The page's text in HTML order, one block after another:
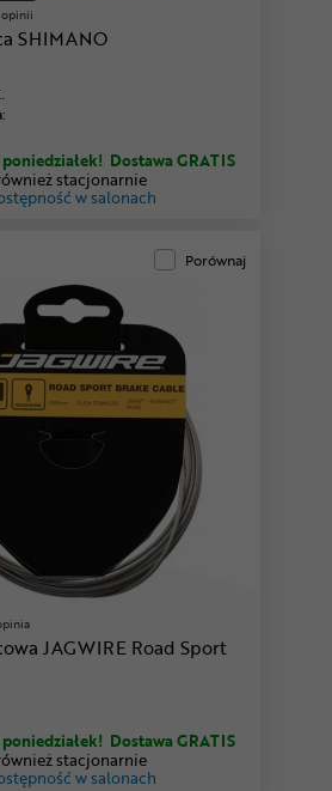
opinii
SHIMANO
Dostawa GRATIS
stacjonarnie
w salonach
Porównaj
JAGWIRE Road Sport
Dostawa GRATIS
stacjonarnie
w salonach